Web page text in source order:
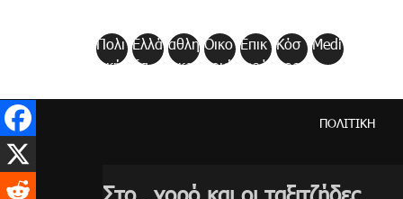
Πολι
τική
Ελλά
δα
αθλη
τικα
Οικο
νομί
Επικ
αιρό
Κόσ
μος
Medi
a
ΠΟΛΙΤΙΚΉ